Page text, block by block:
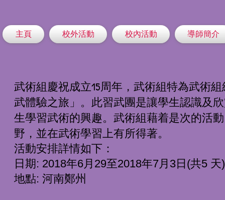
主頁 校外活動 校內活動 導師簡介
武術組慶祝成立15周年，武術組特為武術
武體驗之旅」。此習武團是讓學生認識及
生學習武術的興趣。武術組藉着是次的活
野，並在武術學習上有所得著。
活動安排詳情如下：
日期: 2018年6月29至2018年7月3日(共5 天)
地點: 河南鄭州